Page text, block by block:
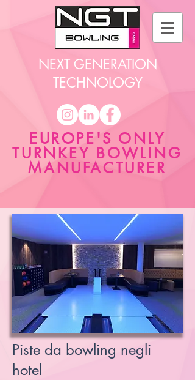
NEXT GENERATION
TECHNOLOGY
EUROPE'S ONLY
TURNKEY BOWLING
MANUFACTURER
Piste da bowling negli
hotel